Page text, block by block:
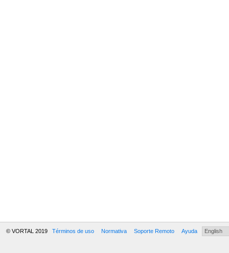
© VORTAL 2019 Términos de uso Normativa Soporte Remoto Ayuda